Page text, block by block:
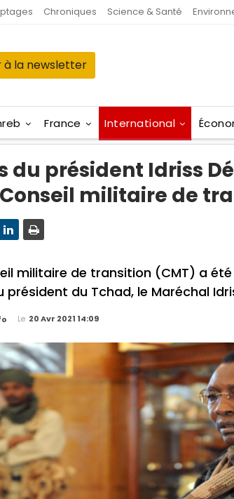
Chroniques Science & Santé
à la newsletter
France International
du président Idriss
militaire de
militaire de transition (CMT) a
président du Tchad, le Maréchal
Le 20 Avr 2021 14:09